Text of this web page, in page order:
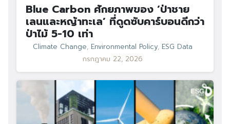
Blue Carbon ศักยภาพของ ‘ป่าชาย
เลนและหญ้าทะเล’ ที่ดูดซับคาร์บอนดีกว่า
ป่าไม้ 5-10 เท่า
Climate Change, Environmental Policy, ESG Data
กรกฎาคม 22, 2026